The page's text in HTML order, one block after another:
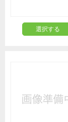
選択する